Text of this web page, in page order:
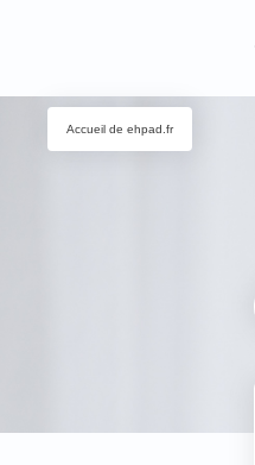
Accueil de ehpad.fr